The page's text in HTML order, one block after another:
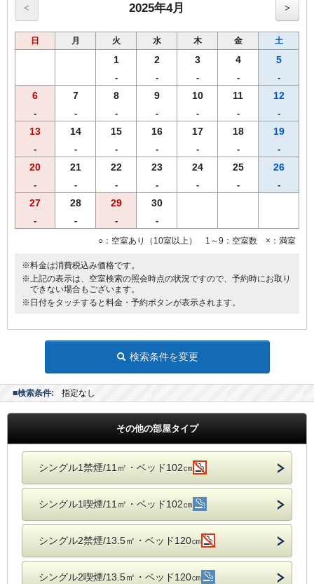
・ご宿泊者様専用の大浴場をご利用いただけます。
< 2025年4月 >
日 月 火 水 木 金 土
1
-
2
-
3
-
4
-
5
-
6
-
7
-
8
-
9
-
10
-
11
-
12
-
13
-
14
-
15
-
16
-
17
-
18
-
19
-
20
-
21
-
22
-
23
-
24
-
25
-
26
-
27
-
28
-
29
-
30
-
○：空室あり（10室以上） 1～9：空室数 ×：満室
※料金は消費税込み価格です。
※上記の表示は、空室検索の照会時点の状況ですので、予約時にお取り
できない場合もございます。
※日付をタッチすると料金・予約ボタンが表示されます。
検索条件を変更
■検索条件: 指定なし
その他の部屋タイプ
シングル1禁煙/11㎡・ベッド102㎝
シングル1喫煙/11㎡・ベッド102㎝
シングル2禁煙/13.5㎡・ベッド120㎝
シングル2喫煙/13.5㎡・ベッド120㎝